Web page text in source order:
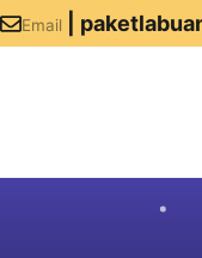
Email |